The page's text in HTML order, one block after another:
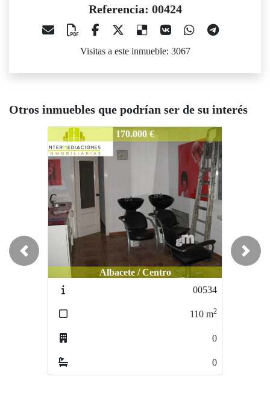
Referencia: 00424
Visitas a este inmueble: 3067
Otros inmuebles que podrían ser de su interés
170.000 €
Albacete / Centro
00534
m2
00424
Albacete / FRANCISCANOS
Previous Next